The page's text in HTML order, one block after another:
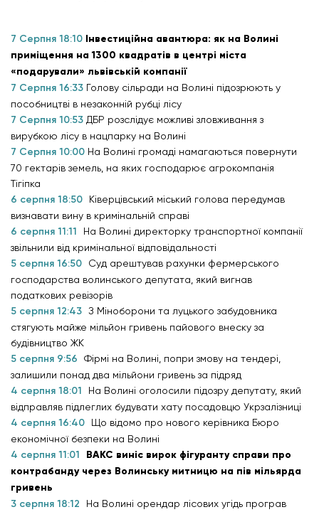
7 Серпня 18:10 Інвестиційна авантюра: як на Волині
приміщення на 1300 квадратів в центрі міста
«подарували» львівській компанії
7 Серпня 16:33 Голову сільради на Волині підозрюють у
пособництві в незаконній рубці лісу
7 Серпня 10:53 ДБР розслідує можливі зловживання з
вирубкою лісу в нацпарку на Волині
7 Серпня 10:00 На Волині громаді намагаються повернути
70 гектарів земель, на яких господарює агрокомпанія
Тігіпка
6 серпня 18:50
Ківерцівський міський голова передумав
визнавати вину в кримінальній справі
6 серпня 11:11
На Волині директорку транспортної компанії
звільнили від кримінальної відповідальності
5 серпня 16:50
Суд арештував рахунки фермерського
господарства волинського депутата, який вигнав
податкових ревізорів
5 серпня 12:43 З Міноборони та луцького забудовника
стягують майже мільйон гривень пайового внеску за
будівництво ЖК
5 серпня 9:56
Фірмі на Волині, попри змову на тендері,
залишили понад два мільйони гривень за підряд
4 серпня 18:01
На Волині оголосили підозру депутату, який
відправляв підлеглих будувати хату посадовцю Укрзалізниці
4 серпня 16:40
Що відомо про нового керівника Бюро
економічної безпеки на Волині
4 серпня 11:01
ВАКС виніс вирок фігуранту справи про
контрабанду через Волинську митницю на пів мільярда
гривень
3 серпня 18:12
На Волині орендар лісових угідь програв